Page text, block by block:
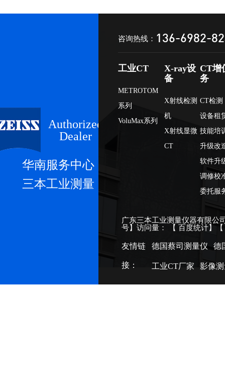
Authorized
Dealer
华南服务中心
三本工业测量
咨询热线： 136-6982-
工业CT
METROTOM
系列
VoluMax系列
X-ray设
备
X射线检测
机
X射线显微
CT
CT增
务
CT检测
设备租
技能培
升级改
软件升
调修校
委托服
广东三本工业测量仪器有限
号】访问量： 【百度统计】
友情链
接：
德国蔡司测量仪 德
工业CT厂家 影像